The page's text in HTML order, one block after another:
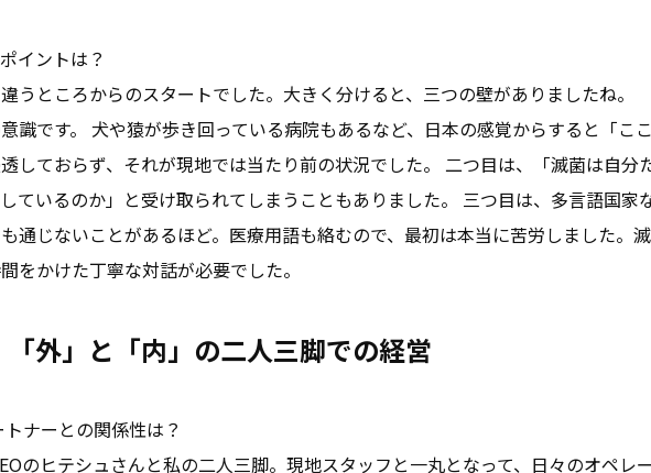
イントは？
うところからのスタートでした。大きく分けると、三つの壁がありましたね。
識です。 犬や猿が歩き回っている病院もあるなど、日本の感覚からすると「こ
しておらず、それが現地では当たり前の状況でした。 二つ目は、「滅菌は自
ているのか」と受け取られてしまうこともありました。 三つ目は、多言語国
通じないことがあるほど。医療用語も絡むので、最初は本当に苦労しました。
をかけた丁寧な対話が必要でした。
外」と「内」の二人三脚での経営
ナーとの関係性は？
のヒテシュさんと私の二人三脚。現地スタッフと一丸となって、日々のオペレ